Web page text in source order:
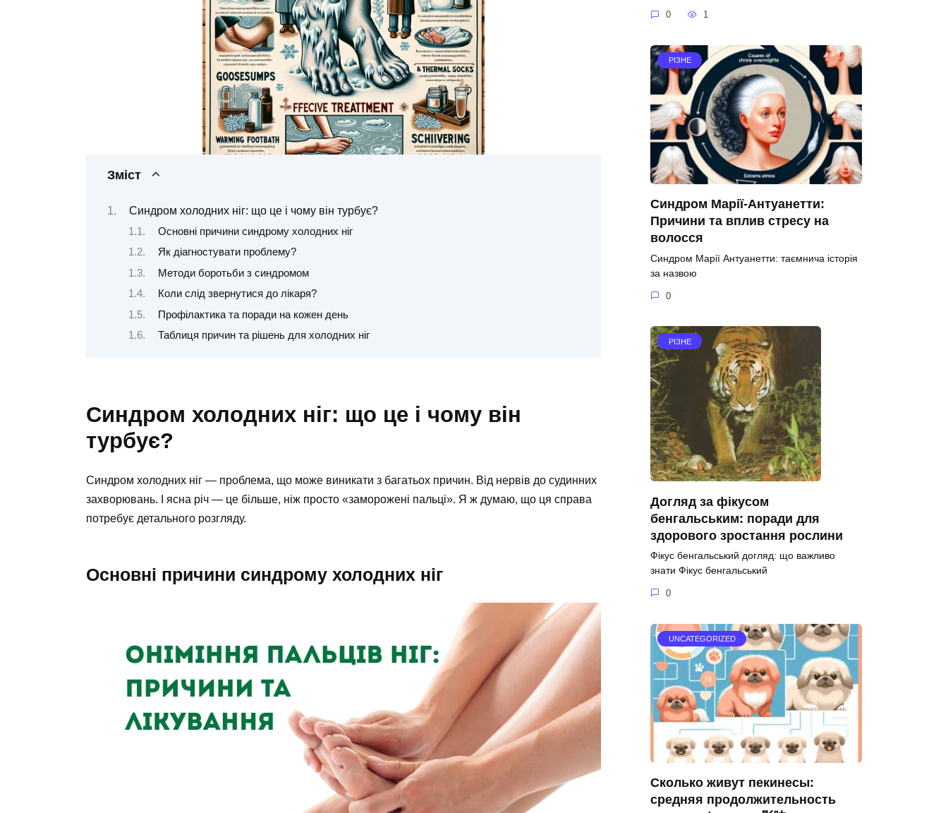
Зміст
Синдром холодних ніг: що це і чому він турбує?
Основні причини синдрому холодних ніг
Як діагностувати проблему?
Методи боротьби з синдромом
Коли слід звернутися до лікаря?
Профілактика та поради на кожен день
Таблиця причин та рішень для холодних ніг
Синдром холодних ніг: що це і чому він
турбує?
Синдром холодних ніг — проблема, що може виникати з багатьох причин. Від нервів до судинних
захворювань. І ясна річ — це більше, ніж просто «заморожені пальці». Я ж думаю, що ця справа
потребує детального розгляду.
Основні причини синдрому холодних ніг
0 1
РІЗНЕ
Синдром Марії-Антуанетти:
Причини та вплив стресу на
волосся
Синдром Марії Антуанетти: таємнича історія
за назвою
0
РІЗНЕ
Догляд за фікусом
бенгальським: поради для
здорового зростання рослини
Фікус бенгальський догляд: що важливо
знати Фікус бенгальський
0
UNCATEGORIZED
Сколько живут пекинесы:
средняя продолжительность